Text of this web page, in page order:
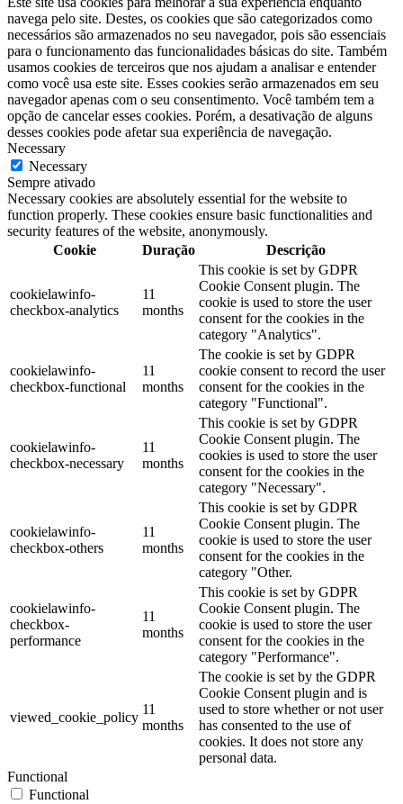
navega pelo site. Destes, os cookies que são categorizados como
necessários são armazenados no seu navegador, pois são essenciais
para o funcionamento das funcionalidades básicas do site. Também
usamos cookies de terceiros que nos ajudam a analisar e entender
como você usa este site. Esses cookies serão armazenados em seu
navegador apenas com o seu consentimento. Você também tem a
opção de cancelar esses cookies. Porém, a desativação de alguns
desses cookies pode afetar sua experiência de navegação.
Necessary
Necessary
Sempre ativado
Necessary cookies are absolutely essential for the website to
function properly. These cookies ensure basic functionalities and
security features of the website, anonymously.
Cookie
Duração Descrição
cookielawinfo-
checkbox-analytics
11
months
This cookie is set by GDPR
Cookie Consent plugin. The
cookie is used to store the user
consent for the cookies in the
category "Analytics".
cookielawinfo-
checkbox-functional
11
months
The cookie is set by GDPR
cookie consent to record the user
consent for the cookies in the
category "Functional".
cookielawinfo-
checkbox-necessary
11
months
This cookie is set by GDPR
Cookie Consent plugin. The
cookies is used to store the user
consent for the cookies in the
category "Necessary".
cookielawinfo-
checkbox-others
11
months
This cookie is set by GDPR
Cookie Consent plugin. The
cookie is used to store the user
consent for the cookies in the
category "Other.
cookielawinfo-
checkbox-
performance
11
months
This cookie is set by GDPR
Cookie Consent plugin. The
cookie is used to store the user
consent for the cookies in the
category "Performance".
viewed_cookie_policy
11
months
The cookie is set by the GDPR
Cookie Consent plugin and is
used to store whether or not user
has consented to the use of
cookies. It does not store any
personal data.
Functional
Functional